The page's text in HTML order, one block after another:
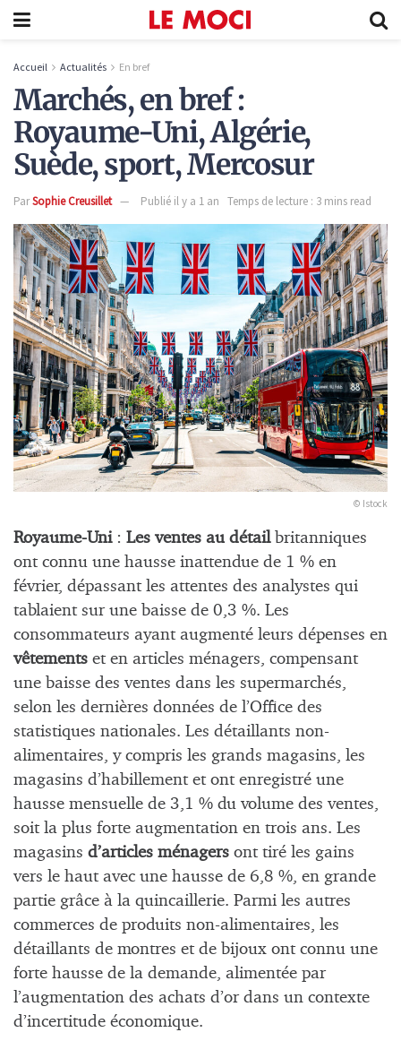
Accueil Actualités En bref
Marchés, en bref :
Royaume-Uni, Algérie,
Suède, sport, Mercosur
ParSophie Creusillet Publié il y a 1 an Temps de lecture : 3 mins read
© Istock
Royaume-Uni: Les ventes au détailbritanniques
ont connu une hausse inattendue de 1 % en
février, dépassant les attentes des analystes qui
tablaient sur une baisse de 0,3 %. Les
consommateurs ayant augmenté leurs dépenses en
vêtements et en articles ménagers, compensant
une baisse des ventes dans les supermarchés,
selon les dernières données de l’Office des
statistiques nationales. Les détaillants non-
alimentaires, y compris les grands magasins, les
magasins d’habillement et ont enregistré une
hausse mensuelle de 3,1 % du volume des ventes,
soit la plus forte augmentation en trois ans. Les
magasins d’articles ménagers ont tiré les gains
vers le haut avec une hausse de 6,8 %, en grande
partie grâce à la quincaillerie. Parmi les autres
commerces de produits non-alimentaires, les
détaillants de montres et de bijoux ont connu une
forte hausse de la demande, alimentée par
l’augmentation des achats d’or dans un contexte
d’incertitude économique.